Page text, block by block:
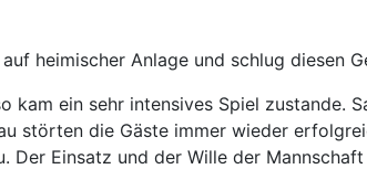
heimischer Anlage und schlug diesen
ein sehr intensives Spiel zustande.
störten die Gäste immer wieder
Der Einsatz und der Wille der